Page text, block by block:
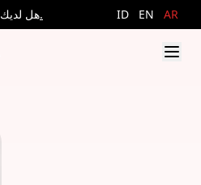
هليرجى استشارتنا. ID EN AR